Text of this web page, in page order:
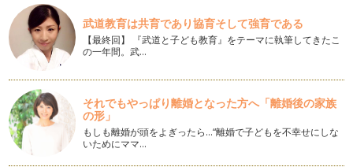
お手伝いは子どもの成長に「いいね！」
ご存じでしたか？ 文部科学省の調査によると、今、約80％
の子育てパパ・ママが「家庭の教育力…
ゆるキャラからみた子どもたち
こんにちは。気候がよくなり、野外イベントも多くなるこのご
ろですが、みなさんはいかがお過ごし…
感動の卒業式・入学式
みなさんこんにちは。新年度になりましたね。お子さんがご入
園、ご入学の方は本当におめでとうご…
武道教育は共育であり協育そして強育である
【最終回】 『武道と子ども教育』をテーマに執筆してきたこ
の一年間。武…
それでもやっぱり離婚となった方へ「離婚後の家族
の形」
もしも離婚が頭をよぎったら…“離婚で子どもを不幸せにしな
いためにママ…